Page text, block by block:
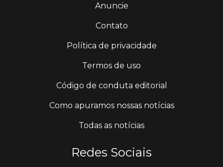
Anuncie
Contato
Política de privacidade
Termos de uso
Código de conduta editorial
Como apuramos nossas notícias
Todas as notícias
Redes Sociais